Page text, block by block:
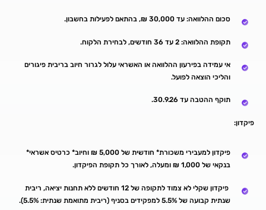
סכום ההלוואה: עד 30,000 ₪, בהתאם לפעילות בחשבון.
תקופת ההלוואה: 2 עד 36 חודשים, לבחירת הלקוח.
אי עמידה בפירעון ההלוואה או האשראי עלול לגרור חיוב בריבית פיגורים
והליכי הוצאה לפועל.
תוקף ההטבה עד 30.9.26.
פיקדון:
פיקדון למעבירי משכורת* חודשית של 5,000 ₪ וחיוב* כרטיס אשראי*
בנקאי של 1,000 ₪ ומעלה, לאורך כל תקופת הפיקדון.
פיקדון שקלי לא צמוד לתקופה של 12 חודשים ללא תחנות יציאה, ריבית
שנתית קבועה של 5.5% למפקידים בסניף (ריבית מתואמת שנתית: 5.5%).